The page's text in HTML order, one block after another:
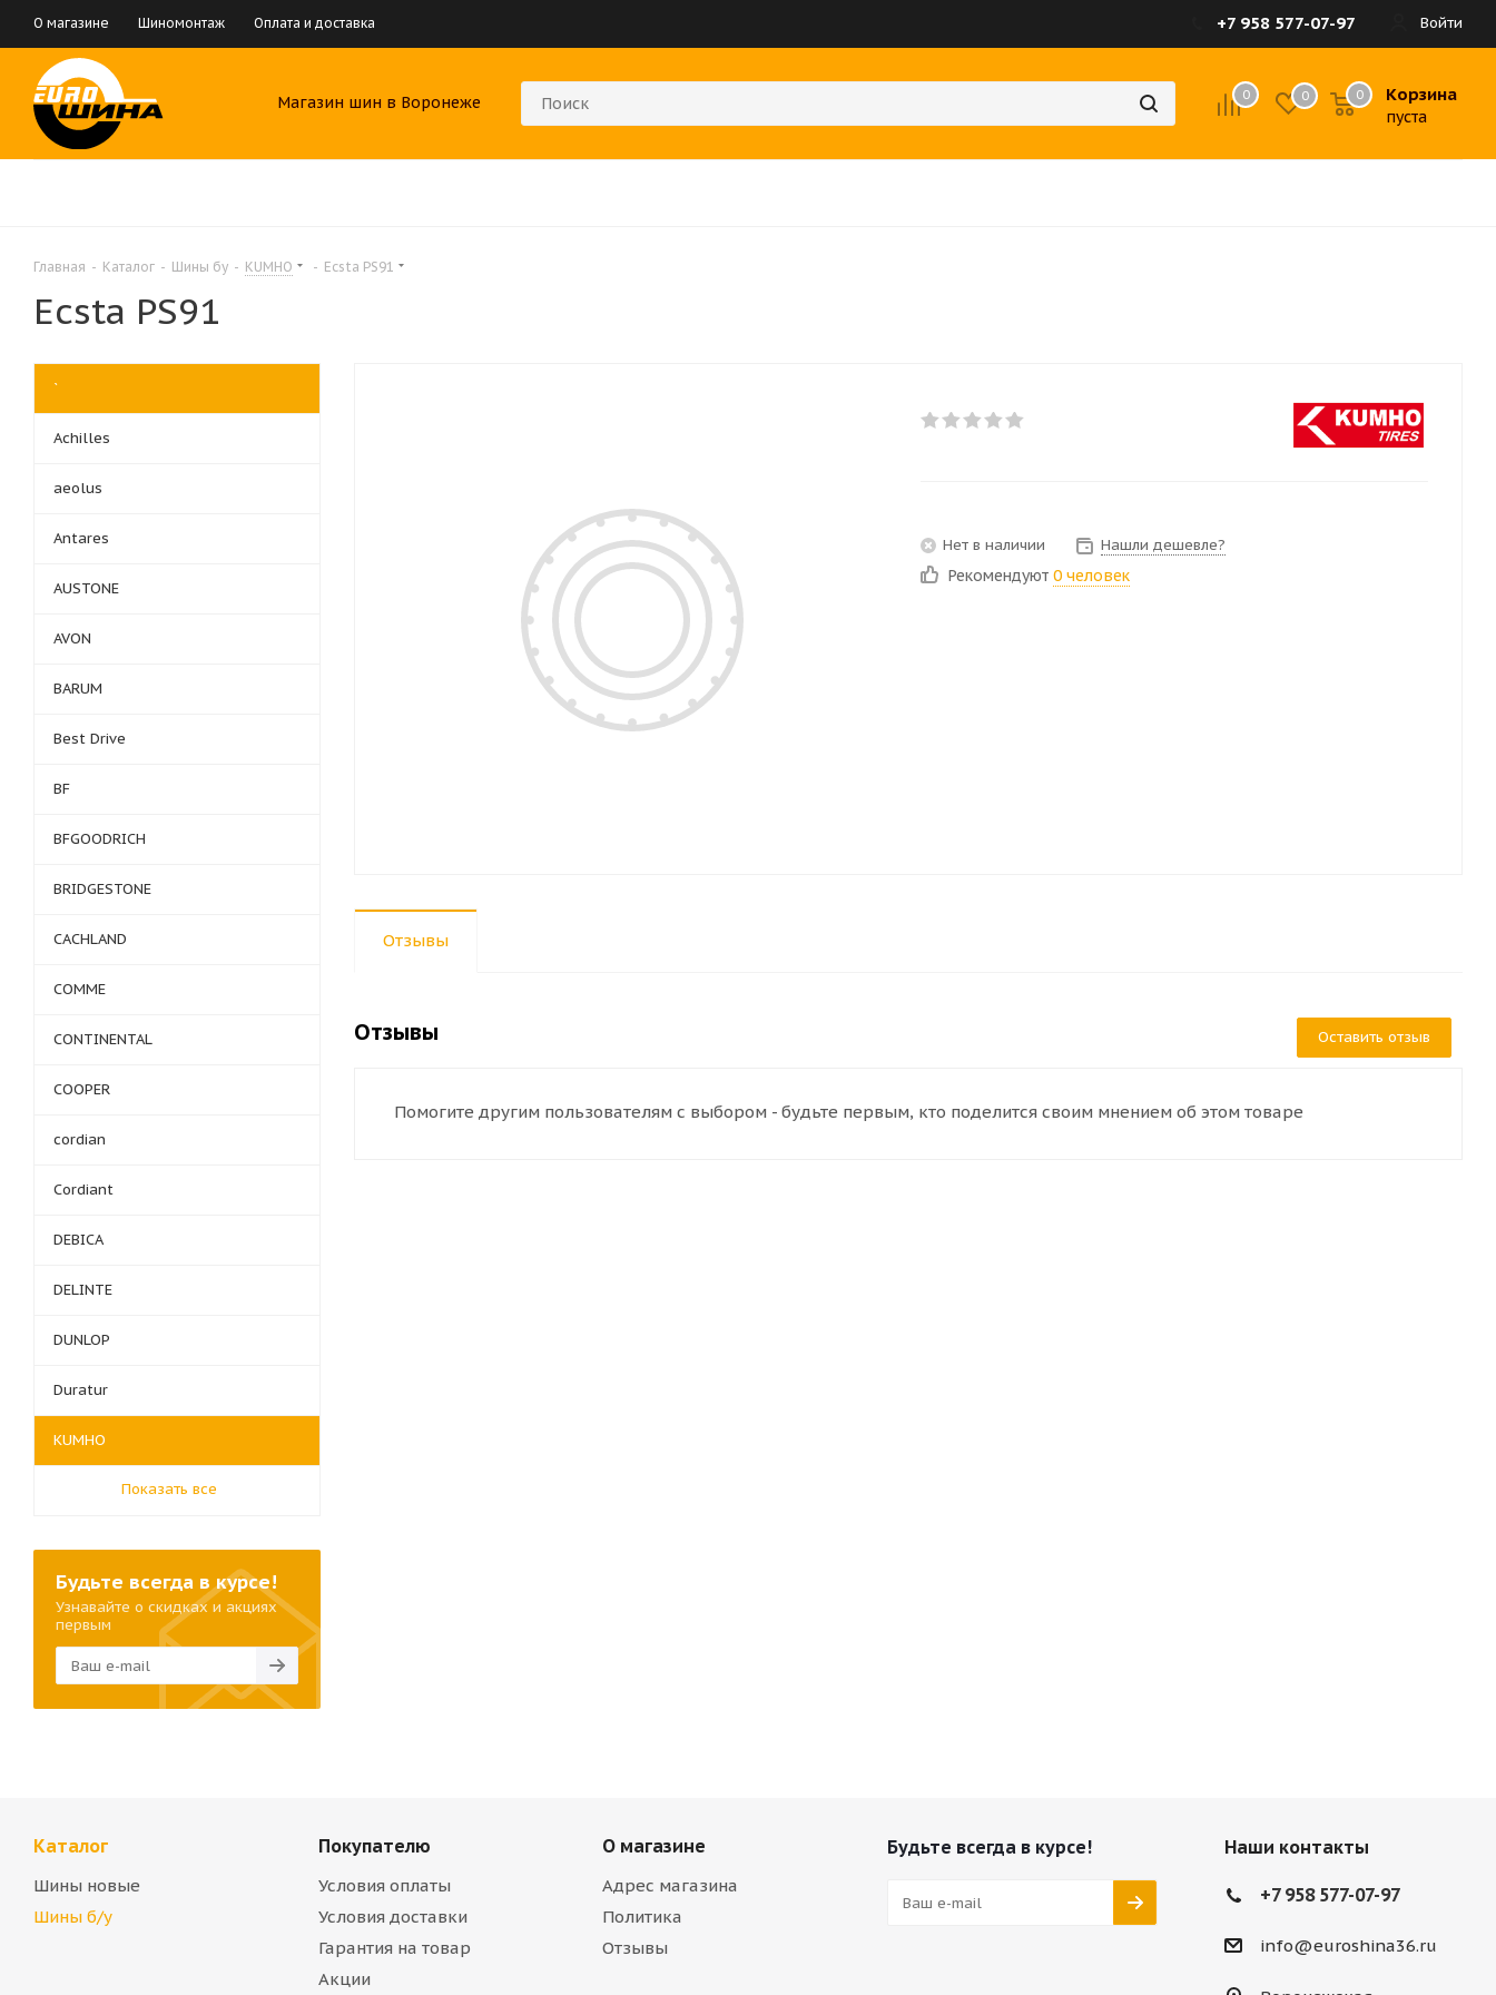
О магазине Шиномонтаж Оплата и доставка Войти
+7 958 577-07-97
Магазин шин в Воронеже 0 0 Корзина
пуста
0
Главная - Каталог - Шины бу - KUMHO - Ecsta PS91
Ecsta PS91
Нет в наличии Нашли дешевле?
Рекомендуют 0 человек
Отзывы
Отзывы Оставить отзыв
Помогите другим пользователям с выбором - будьте первым, кто поделится своим мнением об этом товаре
`
Achilles
aeolus
Antares
AUSTONE
AVON
BARUM
Best Drive
BF
BFGOODRICH
BRIDGESTONE
CACHLAND
COMME
CONTINENTAL
COOPER
cordian
Cordiant
DEBICA
DELINTE
DUNLOP
Duratur
KUMHO
Показать все
Будьте всегда в курсе!
Узнавайте о скидках и акциях
первым
Каталог
Шины новые
Шины б/у
Покупателю
Условия оплаты
Условия доставки
Гарантия на товар
Акции
О магазине
Адрес магазина
Политика
Отзывы
Будьте всегда в курсе! Наши контакты
+7 958 577-07-97
info@euroshina36.ru